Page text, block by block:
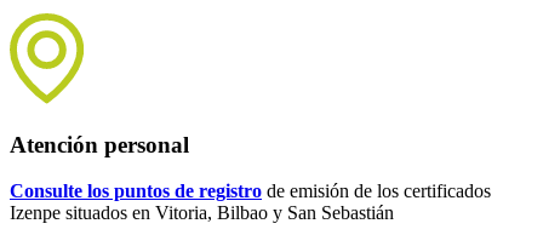
Atención personal
Consulte los puntos de registro de emisión de los certificados
Izenpe situados en Vitoria, Bilbao y San Sebastián